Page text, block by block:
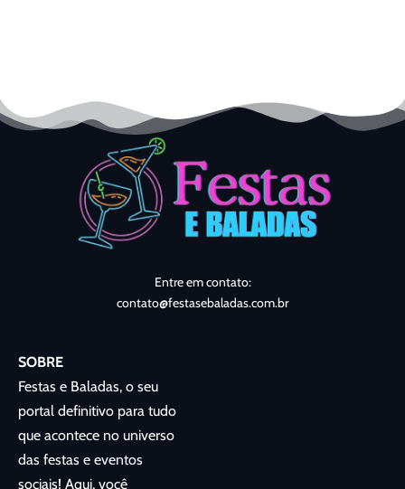
Entre em contato:
contato@festasebaladas.com.br
SOBRE
Festas e Baladas, o seu
portal definitivo para tudo
que acontece no universo
das festas e eventos
sociais! Aqui, você